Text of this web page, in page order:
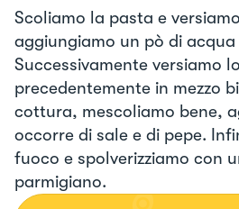
Scoliamo la pasta e
aggiungiamo un pò di
Successivamente versiamo
precedentemente in mezzo
cottura, mescoliamo bene,
occorre di sale e di pepe.
fuoco e spolverizziamo con
parmigiano.